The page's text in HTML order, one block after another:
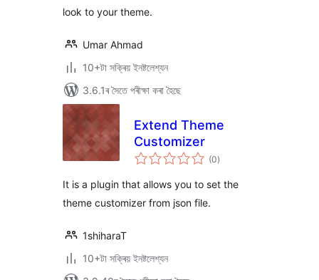
look to your theme.
Umar Ahmad
10+টা সক্ৰিয় ইনষ্টলেশ্যন
3.6.1ৰ সৈতে পৰীক্ষা কৰা হৈছে
Extend Theme
Customizer
(0টা
মুঠ)
It is a plugin that allows you to set the
theme customizer from json file.
1shiharaT
10+টা সক্ৰিয় ইনষ্টলেশ্যন